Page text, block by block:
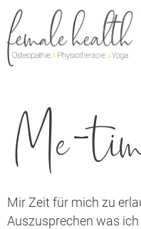
Me-
Mir Zeit für mich zu
Auszusprechen was